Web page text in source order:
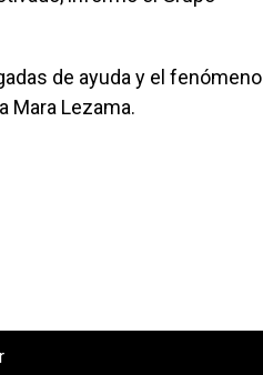
de ayuda y el fenómeno
Mara Lezama.